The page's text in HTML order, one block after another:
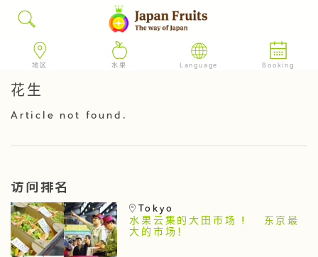
地区 水果 Language Booking
花生
Article not found.
访问排名
Tokyo
水果云集的大田市场 ! 东京最
大的市场！